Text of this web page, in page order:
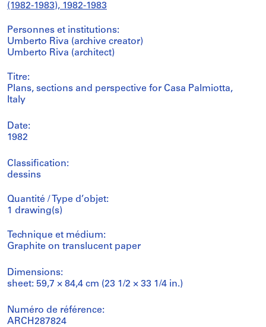
(1982-1983), 1982-1983
Personnes et institutions:
Umberto Riva (archive creator)
Umberto Riva (architect)
Titre:
Plans, sections and perspective for Casa Palmiotta,
Italy
Date:
1982
Classification:
dessins
Quantité / Type d’objet:
1 drawing(s)
Technique et médium:
Graphite on translucent paper
Dimensions:
sheet: 59,7 × 84,4 cm (23 1/2 × 33 1/4 in.)
Numéro de référence:
ARCH287824